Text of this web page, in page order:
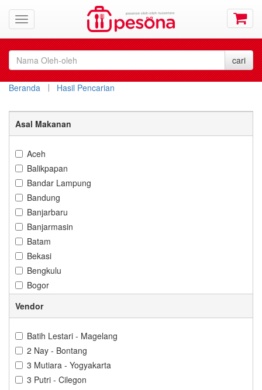
Beranda Hasil Pencarian
Asal Makanan
Aceh
Balikpapan
Bandar Lampung
Bandung
Banjarbaru
Banjarmasin
Batam
Bekasi
Bengkulu
Bogor
Denpasar
Vendor
Batih Lestari - Magelang
2 Nay - Bontang
3 Mutiara - Yogyakarta
3 Putri - Cilegon